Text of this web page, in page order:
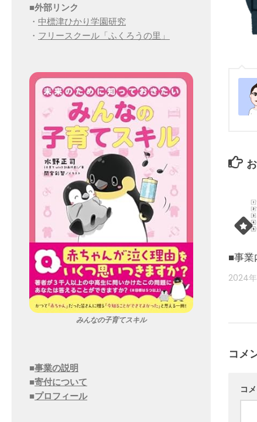
■事業
2024
コメ
コ
■外部リンク
・ 中標津ひかり学園研究
・ フリースクール「ふくろうの里」
みんなの子育てスキル
■事業の説明
■寄付について
■プロフィール